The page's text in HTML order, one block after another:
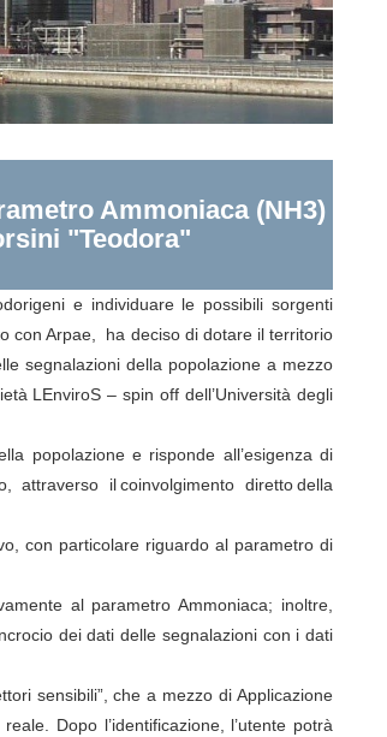
Ammoniaca (NH3)
"Teodora"
e individuare le possibili sorgenti
con Arpae, ha deciso di dotare il territorio
segnalazioni della popolazione a mezzo
LEnviroS – spin off dell’Università degli
popolazione e risponde all’esigenza di
il coinvolgimento diretto della
con particolare riguardo al parametro di
al parametro Ammoniaca; inoltre,
dei dati delle segnalazioni con i dati
sensibili”, che a mezzo di Applicazione
Dopo l’identificazione, l’utente potrà